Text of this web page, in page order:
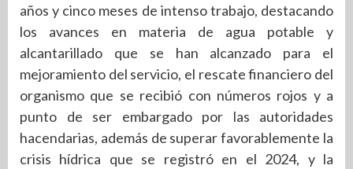
años y cinco meses de intenso trabajo, destacando
los avances en materia de agua potable y
alcantarillado que se han alcanzado para el
mejoramiento del servicio, el rescate financiero del
organismo que se recibió con números rojos y a
punto de ser embargado por las autoridades
hacendarias, además de superar favorablemente la
crisis hídrica que se registró en el 2024, y la